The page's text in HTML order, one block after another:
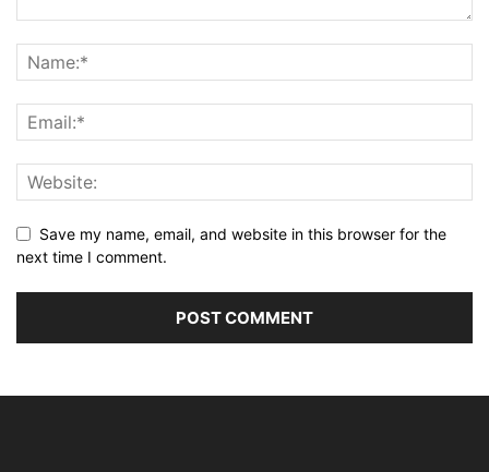
Save my name, email, and website in this browser for the
next time I comment.